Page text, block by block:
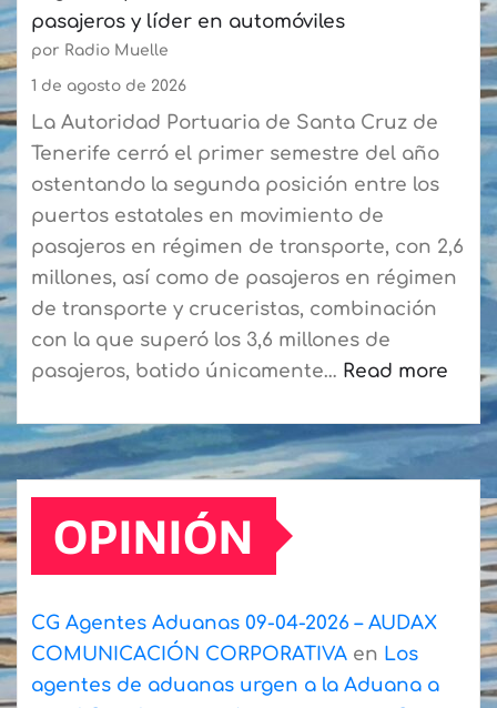
más
de
90
expertos
del
sector
pasajeros y líder en automóviles
por Radio Muelle
1 de agosto de 2026
La Autoridad Portuaria de Santa Cruz de
Tenerife cerró el primer semestre del año
ostentando la segunda posición entre los
puertos estatales en movimiento de
pasajeros en régimen de transporte, con 2,6
millones, así como de pasajeros en régimen
de transporte y cruceristas, combinación
con la que superó los 3,6 millones de
pasajeros, batido únicamente… Read more
Puertos
Tenerife
cierra
en
la
segunda
OPINIÓN
CG Agentes Aduanas 09-04-2026 – AUDAX
COMUNICACIÓN CORPORATIVA en Los
agentes de aduanas urgen a la Aduana a